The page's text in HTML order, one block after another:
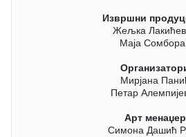
Извршни
Жељка
Маја
Мирјана
Петар
Арт менаџер
Симона Дашић